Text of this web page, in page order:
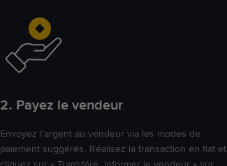
2. Payez le vendeur
Envoyez l’argent au vendeur via les modes de
paiement suggérés. Réalisez la transaction en fiat et